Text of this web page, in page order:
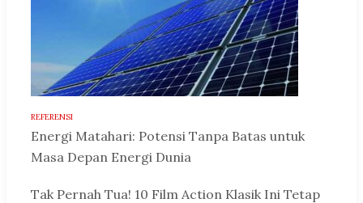
REFERENSI
Energi Matahari: Potensi Tanpa Batas untuk
Masa Depan Energi Dunia
Tak Pernah Tua! 10 Film Action Klasik Ini Tetap